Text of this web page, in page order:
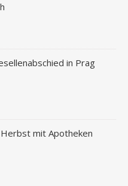
in Prag
mit Apotheken